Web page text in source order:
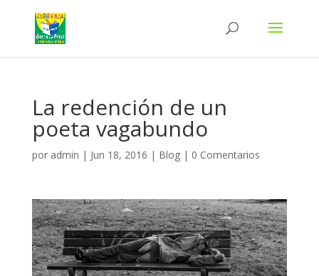
La redención de un
poeta vagabundo
por admin | Jun 18, 2016 | Blog| 0 Comentarios